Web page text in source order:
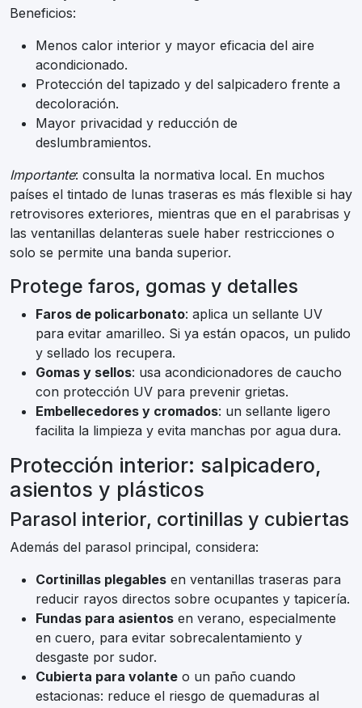
Beneficios:
Menos calor interior y mayor eficacia del aire
acondicionado.
Protección del tapizado y del salpicadero frente a
decoloración.
Mayor privacidad y reducción de
deslumbramientos.
Importante: consulta la normativa local. En muchos
países el tintado de lunas traseras es más flexible si hay
retrovisores exteriores, mientras que en el parabrisas y
las ventanillas delanteras suele haber restricciones o
solo se permite una banda superior.
Protege faros, gomas y detalles
Faros de policarbonato: aplica un sellante UV
para evitar amarilleo. Si ya están opacos, un pulido
y sellado los recupera.
Gomas y sellos: usa acondicionadores de caucho
con protección UV para prevenir grietas.
Embellecedores y cromados: un sellante ligero
facilita la limpieza y evita manchas por agua dura.
Protección interior: salpicadero,
asientos y plásticos
Parasol interior, cortinillas y cubiertas
Además del parasol principal, considera:
Cortinillas plegables en ventanillas traseras para
reducir rayos directos sobre ocupantes y tapicería.
Fundas para asientos en verano, especialmente
en cuero, para evitar sobrecalentamiento y
desgaste por sudor.
Cubierta para volante o un paño cuando
estacionas: reduce el riesgo de quemaduras al